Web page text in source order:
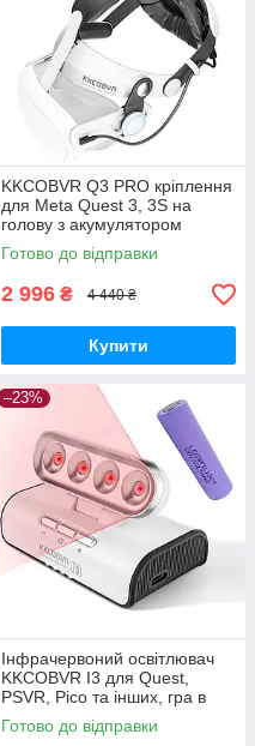
KKCOBVR Q3 PRO кріплення
для Meta Quest 3, 3S на
голову з акумулятором
10000Mah
Готово до відправки
2 996 ₴ 4 440 ₴
Купити
–23%
Інфрачервоний освітлювач
KKCOBVR I3 для Quest,
PSVR, Pico та інших, гра в
темряві + Акумулятор 3400
Mah
Готово до відправки